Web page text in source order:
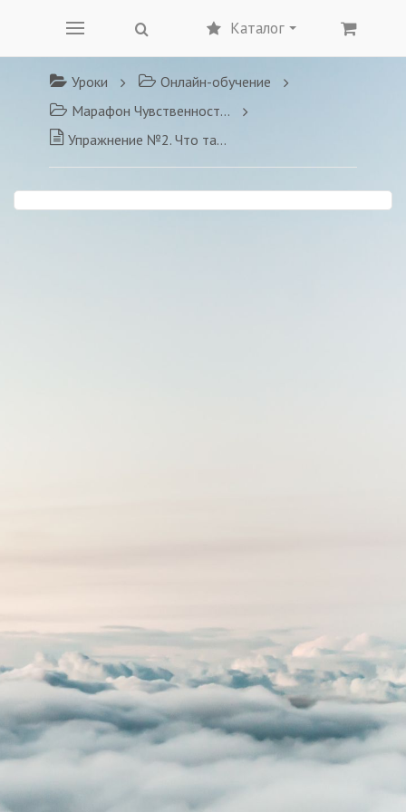
Каталог
Уроки
Онлайн-обучение
Марафон Чувственности и Сексуальности
Упражнение №2. Что такое энергия и как ей управлять.